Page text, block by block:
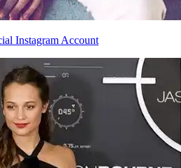
Instagram Account